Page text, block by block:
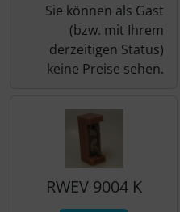
Sie können als Gast
(bzw. mit Ihrem
derzeitigen Status)
keine Preise sehen.
RWEV 9004 K